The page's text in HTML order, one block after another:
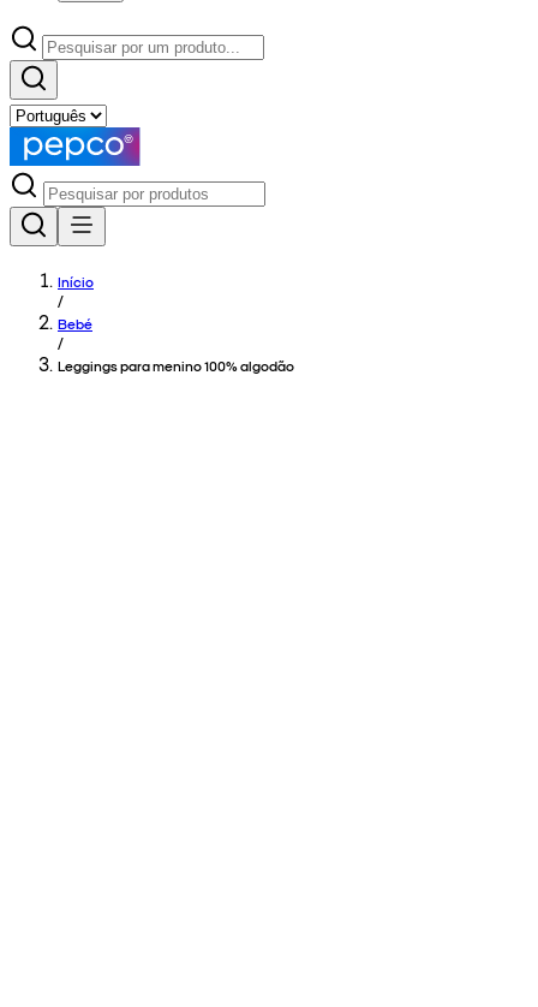
Início
/
Bebé
/
Leggings para menino 100% algodão